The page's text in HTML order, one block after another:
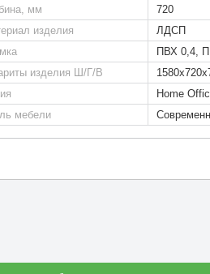
мм
720
изделия
ЛДСП
ПВХ 0,4,
изделия Ш/Г/В
Home
мебели